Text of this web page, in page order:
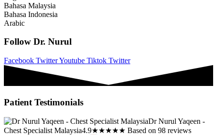
Bahasa Malaysia
Bahasa Indonesia
Arabic
Follow Dr. Nurul
Facebook TwitterYoutube Tiktok Twitter
Patient Testimonials
Dr Nurul Yaqeen -
Chest Specialist Malaysia4.9★★★★★ Based on 98 reviews